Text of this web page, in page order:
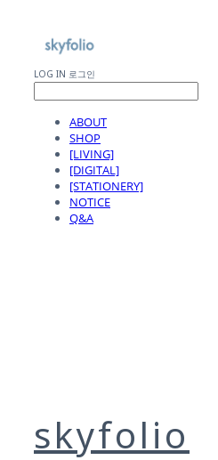
LOG IN 로그인
ABOUT
SHOP
[LIVING]
[DIGITAL]
[STATIONERY]
NOTICE
Q&A
skyfolio